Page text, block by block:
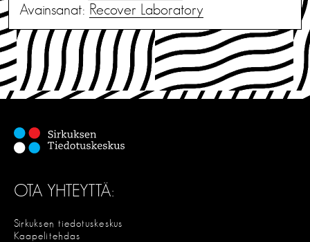
Avainsanat: Recover Laboratory
OTA YHTEYTTÄ:
Sirkuksen tiedotuskeskus
Kaapelitehdas